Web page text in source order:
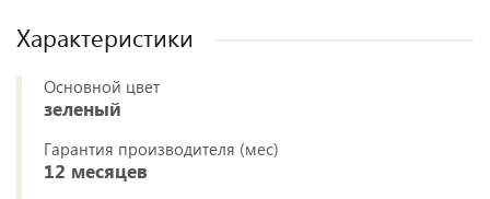
Характеристики
Основной цвет
зеленый
Гарантия производителя (мес)
12 месяцев